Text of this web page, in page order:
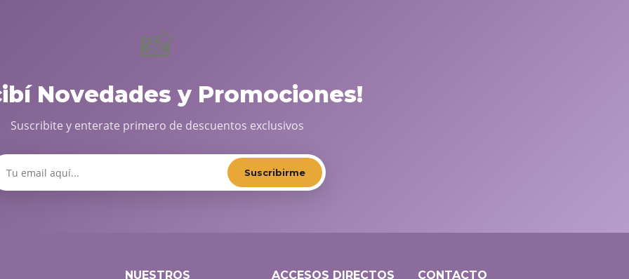
📸
Novedades y Promociones!
Suscribite y enterate primero de descuentos exclusivos
Suscribirme
NUESTROS ACCESOS DIRECTOS CONTACTO